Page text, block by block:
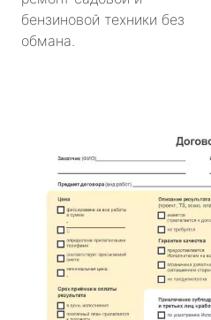
бензиновой техники без
обмана.